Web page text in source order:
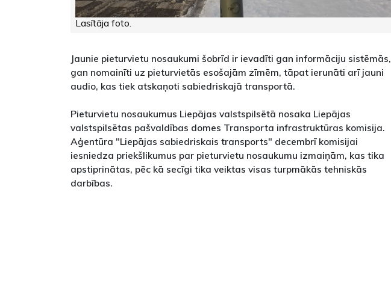
Lasītāja foto.
Jaunie pieturvietu nosaukumi šobrīd ir ievadīti gan informāciju sistēmās,
gan nomainīti uz pieturvietās esošajām zīmēm, tāpat ierunāti arī jauni
audio, kas tiek atskaņoti sabiedriskajā transportā.
Pieturvietu nosaukumus Liepājas valstspilsētā nosaka Liepājas
valstspilsētas pašvaldības domes Transporta infrastruktūras komisija.
Aģentūra "Liepājas sabiedriskais transports" decembrī komisijai
iesniedza priekšlikumus par pieturvietu nosaukumu izmaiņām, kas tika
apstiprinātas, pēc kā secīgi tika veiktas visas turpmākās tehniskās
darbības.